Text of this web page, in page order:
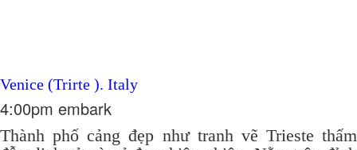
Venice (Trirte ). Italy
4:00pm embark
Thành phố cảng đẹp như tranh vẽ Trieste thấm